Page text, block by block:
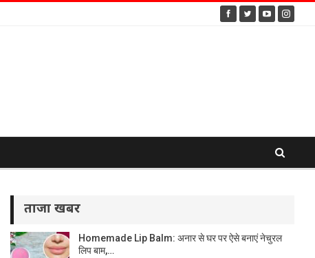
ताजा खबर
Homemade Lip Balm: अनार से घर पर ऐसे बनाएं नेचुरल
लिप बाम,…